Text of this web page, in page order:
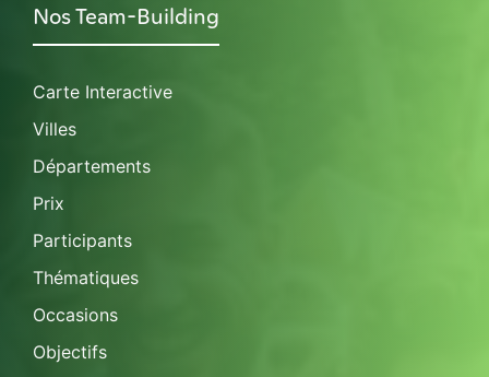
Nos Team-Building
Carte Interactive
Villes
Départements
Prix
Participants
Thématiques
Occasions
Objectifs